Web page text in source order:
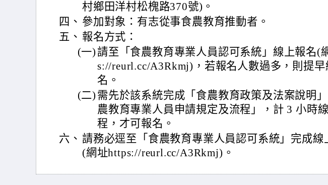
村鄉田洋村松槐路370號)。
四、 參加對象：有志從事食農教育推動者。
五、 報名方式：
(一) 請至「食農教育專業人員認可系統」線上報名(
s://reurl.cc/A3Rkmj)，若報名人數過多，則提早
名。
(二) 需先於該系統完成「食農教育政策及法案說明
農教育專業人員申請規定及流程」，計 3 小時
程，才可報名。
六、 請務必逕至「食農教育專業人員認可系統」完成線
(網址https://reurl.cc/A3Rkmj)。